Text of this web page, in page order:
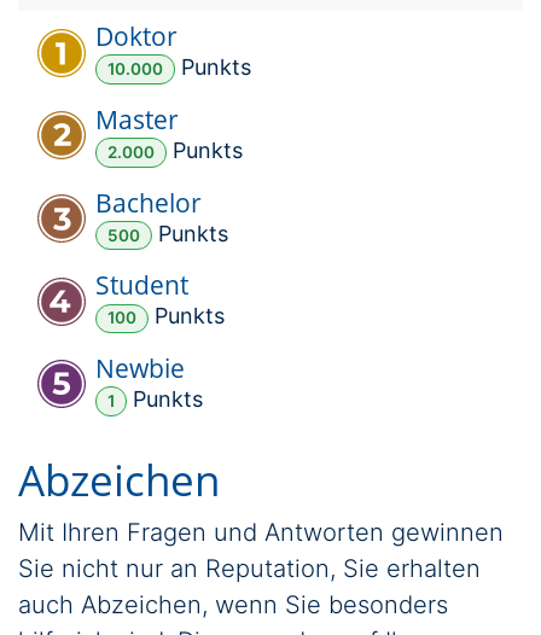
Doktor
10.000 Punkts
Master
2.000 Punkts
Bachelor
500 Punkts
Student
100 Punkts
Newbie
1 Punkts
Abzeichen
Mit Ihren Fragen und Antworten gewinnen
Sie nicht nur an Reputation, Sie erhalten
auch Abzeichen, wenn Sie besonders